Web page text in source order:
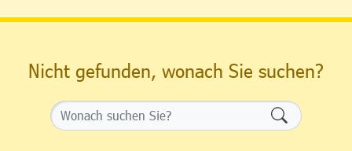
Nicht gefunden, wonach Sie suchen?